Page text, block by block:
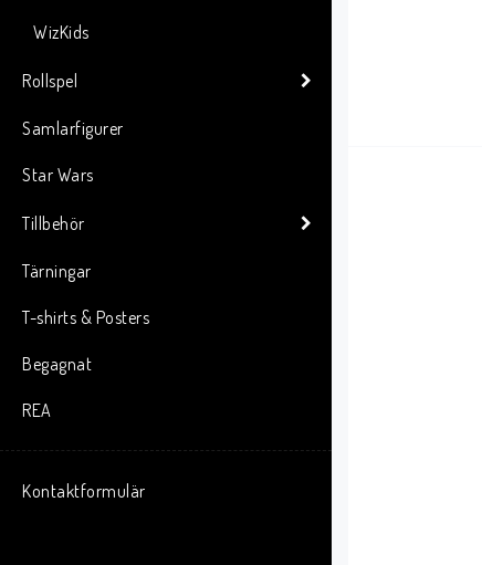
WizKids
Rollspel
Samlarfigurer
Star Wars
Tillbehör
Tärningar
T-shirts & Posters
Begagnat
REA
Kontaktformulär